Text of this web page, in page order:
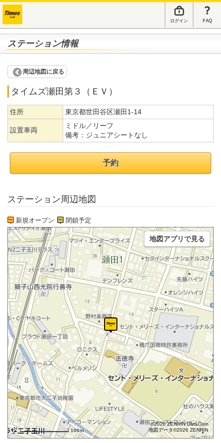
ログイン FAQ
ステーション情報
周辺地図に戻る
タイムズ瀬田第３（ＥＶ）
住所 東京都世田谷区瀬田1-14
設置車両
ミドル／リーフ
備考： ジュニアシートなし
予約
ステーション周辺地図
新規オープン 閉鎖予定
100m
©2026 ZENRIN DataCom
地図データ©2026 ZENRIN
地図アプリで見る